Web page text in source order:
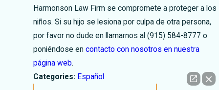
Harmonson Law Firm se compromete a proteger a los
niños. Si su hijo se lesiona por culpa de otra persona,
por favor no dude en llamarnos al (915) 584-8777 o
poniéndose encontacto con nosotros en nuestra
página web.
Categories: Español